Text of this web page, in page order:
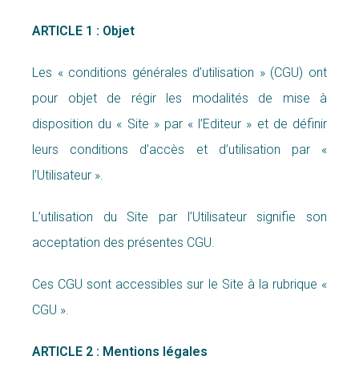
ARTICLE 1 : Objet
Les « conditions générales d’utilisation » (CGU) ont
pour objet de régir les modalités de mise à
disposition du « Site » par « l’Editeur » et de définir
leurs conditions d’accès et d’utilisation par «
l’Utilisateur ».
L’utilisation du Site par l’Utilisateur signifie son
acceptation des présentes CGU.
Ces CGU sont accessibles sur le Site à la rubrique «
CGU ».
ARTICLE 2 : Mentions légales